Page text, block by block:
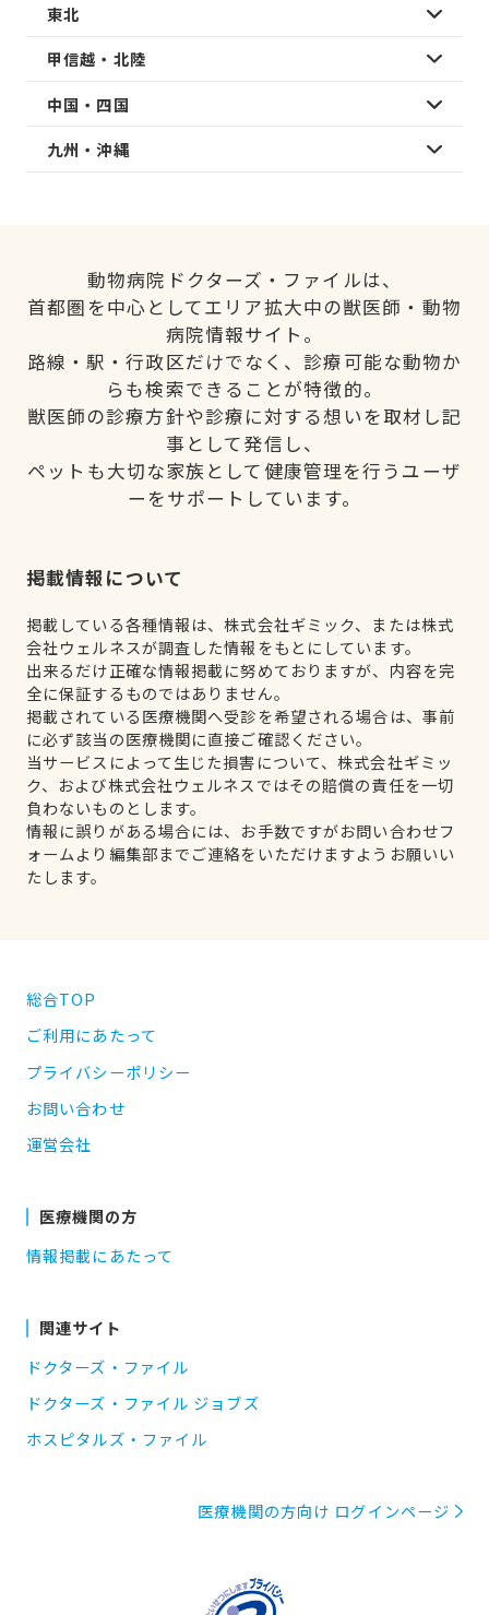
東北
甲信越・北陸
中国・四国
九州・沖縄
動物病院ドクターズ・ファイルは、
首都圏を中心としてエリア拡大中の獣医師・動物
病院情報サイト。
路線・駅・行政区だけでなく、診療可能な動物か
らも検索できることが特徴的。
獣医師の診療方針や診療に対する想いを取材し記
事として発信し、
ペットも大切な家族として健康管理を行うユーザ
ーをサポートしています。
掲載情報について
掲載している各種情報は、株式会社ギミック、または株式
会社ウェルネスが調査した情報をもとにしています。
出来るだけ正確な情報掲載に努めておりますが、内容を完
全に保証するものではありません。
掲載されている医療機関へ受診を希望される場合は、事前
に必ず該当の医療機関に直接ご確認ください。
当サービスによって生じた損害について、株式会社ギミッ
ク、および株式会社ウェルネスではその賠償の責任を一切
負わないものとします。
情報に誤りがある場合には、お手数ですがお問い合わせフ
ォームより編集部までご連絡をいただけますようお願いい
たします。
総合TOP
ご利用にあたって
プライバシーポリシー
お問い合わせ
運営会社
医療機関の方
情報掲載にあたって
関連サイト
ドクターズ・ファイル
ドクターズ・ファイル ジョブズ
ホスピタルズ・ファイル
医療機関の方向け ログインページ